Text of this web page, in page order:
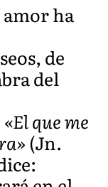
amor ha
de
del
«El que me
(Jn.